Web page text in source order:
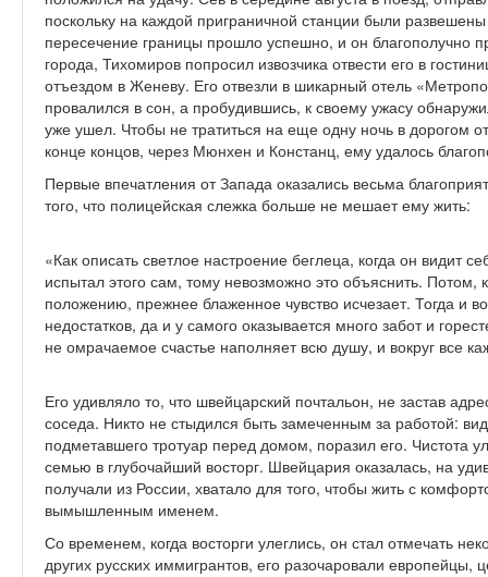
поскольку на каждой приграничной станции были
пересечение границы прошло успешно, и он благополучно
города, Тихомиров попросил извозчика отвести его в
отъездом в Женеву. Его отвезли в шикарный отель
провалился в сон, а пробудившись, к своему ужасу
уже ушел. Чтобы не тратиться на еще одну ночь в дорогом
конце концов, через Мюнхен и Констанц, ему удалось
Первые впечатления от Запада оказались весьма
того, что полицейская слежка больше не мешает ему жить:
«Как описать светлое настроение беглеца, когда он видит
испытал этого сам, тому невозможно это объяснить. Потом,
положению, прежнее блаженное чувство исчезает. Тогда и
недостатков, да и у самого оказывается много забот и
не омрачаемое счастье наполняет всю душу, и вокруг все
Его удивляло то, что швейцарский почтальон, не застав
соседа. Никто не стыдился быть замеченным за работой:
подметавшего тротуар перед домом, поразил его. Чистота
семью в глубочайший восторг. Швейцария оказалась, на
получали из России, хватало для того, чтобы жить с
вымышленным именем.
Со временем, когда восторги улеглись, он стал отмечать
других русских иммигрантов, его разочаровали